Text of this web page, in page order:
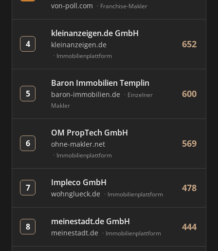
von-poll.com Franchise-Makler
4
kleinanzeigen.de GmbH
kleinanzeigen.de
Immobilienplattform
652
5
Baron Immobilien Templin
baron-immobilien.de
Einzelner
Makler
600
6
OM PropTech GmbH
ohne-makler.net
Immobilienplattform
569
7 Impleco GmbH
wohnglueck.de Immobilienplattform
478
8 meinestadt.de GmbH
meinestadt.de Immobilienplattform
444